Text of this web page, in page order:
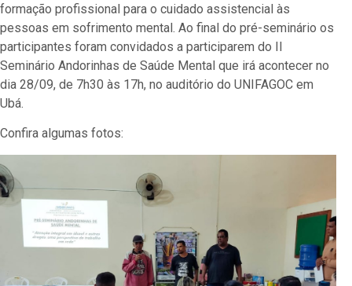
formação profissional para o cuidado assistencial às
pessoas em sofrimento mental. Ao final do pré-seminário os
participantes foram convidados a participarem do II
Seminário Andorinhas de Saúde Mental que irá acontecer no
dia 28/09, de 7h30 às 17h, no auditório do UNIFAGOC em
Ubá.
Confira algumas fotos: